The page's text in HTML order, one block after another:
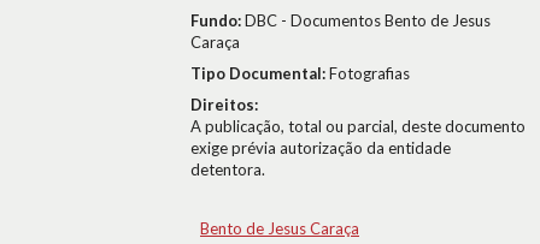
Fundo:DBC - Documentos Bento de Jesus
Caraça
Tipo Documental:Fotografias
Direitos:
A publicação, total ou parcial, deste documento
exige prévia autorização da entidade
detentora.
Bento de Jesus Caraça